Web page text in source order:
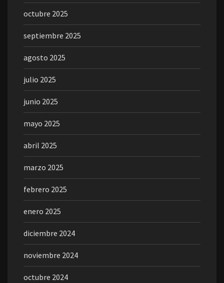
octubre 2025
septiembre 2025
agosto 2025
julio 2025
junio 2025
mayo 2025
abril 2025
marzo 2025
febrero 2025
enero 2025
diciembre 2024
noviembre 2024
octubre 2024